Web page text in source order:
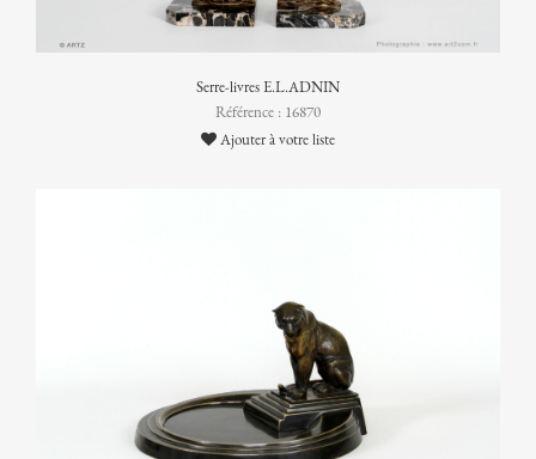
Serre-livres E.L.ADNIN
Référence : 16870
Ajouter à votre liste